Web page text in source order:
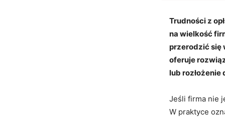
Trudności z
na wielkość
przerodzić się
oferuje
lub rozłożenie
Jeśli firma nie
W praktyce